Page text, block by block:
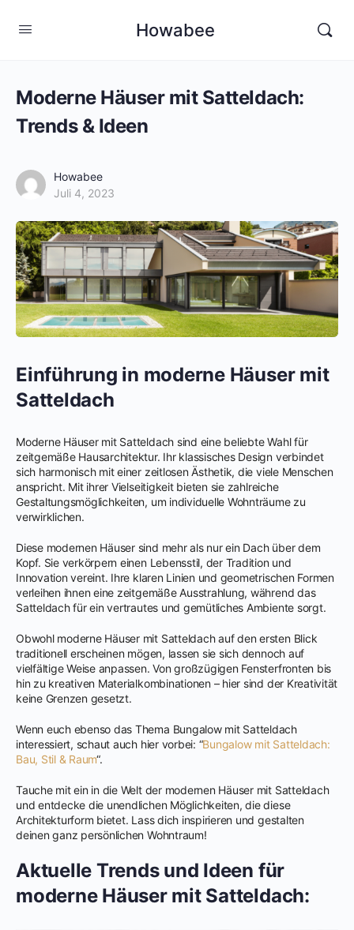
Howabee
Moderne Häuser mit Satteldach:
Trends & Ideen
Howabee
Juli 4, 2023
Einführung in moderne Häuser mit
Satteldach
Moderne Häuser mit Satteldach sind eine beliebte Wahl für
zeitgemäße Hausarchitektur. Ihr klassisches Design verbindet
sich harmonisch mit einer zeitlosen Ästhetik, die viele Menschen
anspricht. Mit ihrer Vielseitigkeit bieten sie zahlreiche
Gestaltungsmöglichkeiten, um individuelle Wohnträume zu
verwirklichen.
Diese modernen Häuser sind mehr als nur ein Dach über dem
Kopf. Sie verkörpern einen Lebensstil, der Tradition und
Innovation vereint. Ihre klaren Linien und geometrischen Formen
verleihen ihnen eine zeitgemäße Ausstrahlung, während das
Satteldach für ein vertrautes und gemütliches Ambiente sorgt.
Obwohl moderne Häuser mit Satteldach auf den ersten Blick
traditionell erscheinen mögen, lassen sie sich dennoch auf
vielfältige Weise anpassen. Von großzügigen Fensterfronten bis
hin zu kreativen Materialkombinationen – hier sind der Kreativität
keine Grenzen gesetzt.
Wenn euch ebenso das Thema Bungalow mit Satteldach
interessiert, schaut auch hier vorbei: “Bungalow mit Satteldach:
Bau, Stil & Raum“.
Tauche mit ein in die Welt der modernen Häuser mit Satteldach
und entdecke die unendlichen Möglichkeiten, die diese
Architekturform bietet. Lass dich inspirieren und gestalten
deinen ganz persönlichen Wohntraum!
Aktuelle Trends und Ideen für
moderne Häuser mit Satteldach: